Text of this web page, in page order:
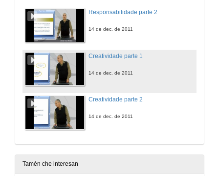
Responsabilidade parte 2
14 de dec. de 2011
Creatividade parte 1
14 de dec. de 2011
Creatividade parte 2
14 de dec. de 2011
Tamén che interesan